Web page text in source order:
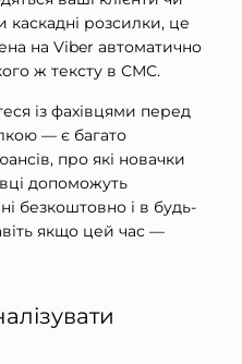
розсилки, це
на Viber автоматично
ж тексту в СМС.
із фахівцями перед
— є багато
про які новачки
допоможуть
безкоштовно і в будь-
якщо цей час —